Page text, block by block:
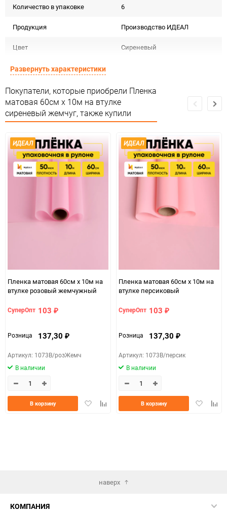
Количество в упаковке 6
Продукция Производство ИДЕАЛ
Цвет Сиреневый
Форма
Материал
Пленка полуматовая ИДЕАЛ
тон
Срок годности Срок годности не ограничен
Предназначение товара Для флористики
Сертификация Не подлежит сертификации
Особые условия Особых условий не требует
Единица измерения
Развернуть характеристики
Покупатели, которые приобрели Пленка
матовая 60см х 10м на втулке
сиреневый жемчуг, также купили
ИДЕАЛ
Пленка матовая 60см х 10м на
втулке розовый жемчужный
СуперОпт 103 ₽
Розница 137,30 ₽
Артикул: 1073В/розЖемч
В наличии
ДобавитьДобавить
В корзину
ИДЕАЛ
Пленка матовая 60см х 10м на
втулке персиковый
СуперОпт 103 ₽
Розница 137,30 ₽
Артикул: 1073В/персик
В наличии
Добавить
В корзину
наверх
КОМПАНИЯ